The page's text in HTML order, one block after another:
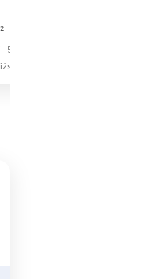
5 249 zł
cena